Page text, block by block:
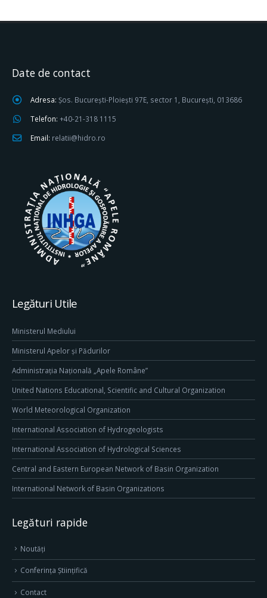
Date de contact
Adresa: Șos. București-Ploiești 97E, sector 1, București, 013686
Telefon: +40-21-318 1115
Email: relatii@hidro.ro
Legături Utile
Ministerul Mediului
Ministerul Apelor și Pădurilor
Administrația Națională „Apele Române”
United Nations Educational, Scientific and Cultural Organization
World Meteorological Organization
International Association of Hydrogeologists
International Association of Hydrological Sciences
Central and Eastern European Network of Basin Organization
International Network of Basin Organizations
Legături rapide
Noutăți
Conferința Științifică
Contact